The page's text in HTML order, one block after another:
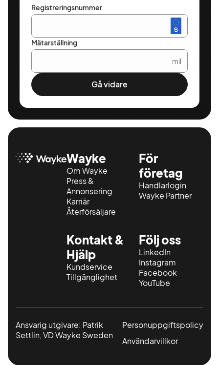
Registreringsnummer
Mätarställning
mil
Gå vidare
Wayke
Om Wayke
Press &
Annonsering
Karriär
Återförsäljare
För
företag
Handlarlogin
Wayke Partner
Kontakt &
Hjälp
Kundservice
Tillgänglighet
Följ oss
LinkedIn
Instagram
Facebook
YouTube
Ansvarig utgivare: Patrik
Settlin, VD Wayke Sweden
Personuppgiftspolicy
Användarvillkor